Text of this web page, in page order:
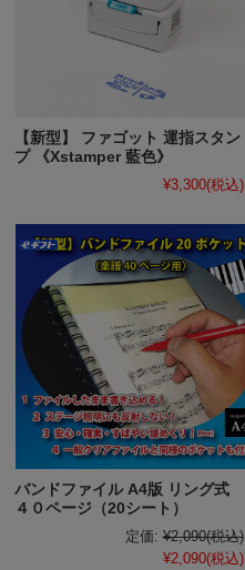
【新型】 ファゴット 運指スタン
プ 《Xstamper 藍色》
¥3,300(税込)
バンドファイル A4版 リング式
４０ページ（20シート）
定価: ¥2,090(税込)
¥2,090(税込)